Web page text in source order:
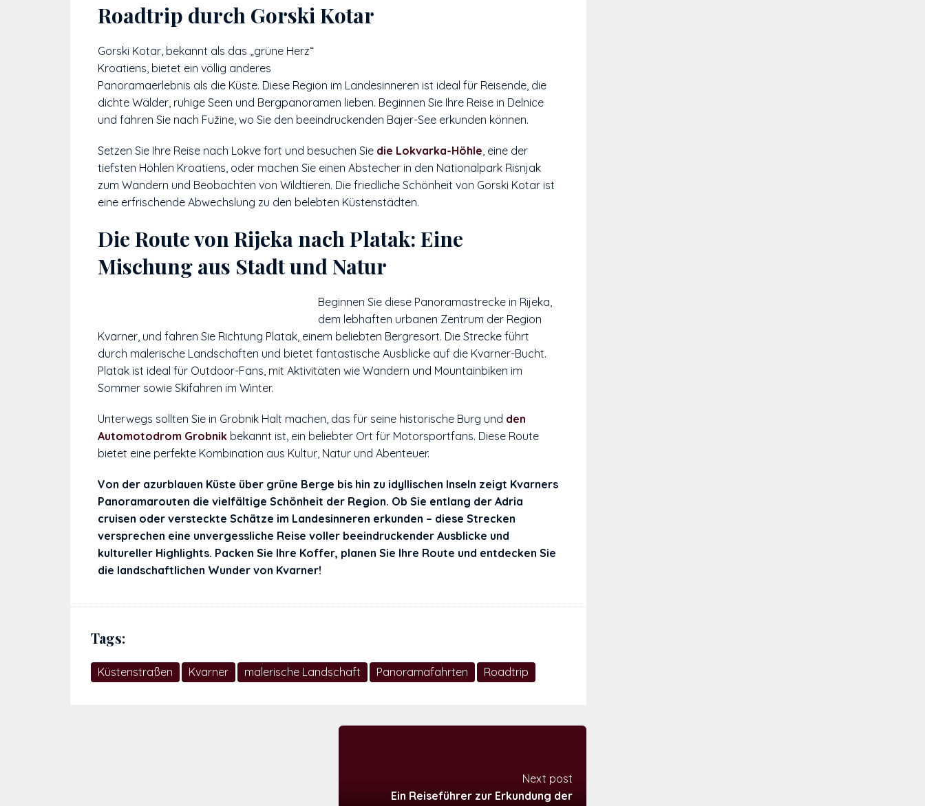
Roadtrip durch Gorski Kotar
Gorski Kotar, bekannt als das „grüne Herz“
Kroatiens, bietet ein völlig anderes
Panoramaerlebnis als die Küste. Diese Region im Landesinneren ist ideal für Reisende, die
dichte Wälder, ruhige Seen und Bergpanoramen lieben. Beginnen Sie Ihre Reise in Delnice
und fahren Sie nach Fužine, wo Sie den beeindruckenden Bajer-See erkunden können.
Setzen Sie Ihre Reise nach Lokve fort und besuchen Sie die Lokvarka-Höhle , eine der
tiefsten Höhlen Kroatiens, oder machen Sie einen Abstecher in den Nationalpark Risnjak
zum Wandern und Beobachten von Wildtieren. Die friedliche Schönheit von Gorski Kotar ist
eine erfrischende Abwechslung zu den belebten Küstenstädten.
Die Route von Rijeka nach Platak: Eine
Mischung aus Stadt und Natur
Beginnen Sie diese Panoramastrecke in Rijeka,
dem lebhaften urbanen Zentrum der Region
Kvarner, und fahren Sie Richtung Platak, einem beliebten Bergresort. Die Strecke führt
durch malerische Landschaften und bietet fantastische Ausblicke auf die Kvarner-Bucht.
Platak ist ideal für Outdoor-Fans, mit Aktivitäten wie Wandern und Mountainbiken im
Sommer sowie Skifahren im Winter.
Unterwegs sollten Sie in Grobnik Halt machen, das für seine historische Burg und den
Automotodrom Grobnik bekannt ist, ein beliebter Ort für Motorsportfans. Diese Route
bietet eine perfekte Kombination aus Kultur, Natur und Abenteuer.
Von der azurblauen Küste über grüne Berge bis hin zu idyllischen Inseln zeigt Kvarners
Panoramarouten die vielfältige Schönheit der Region. Ob Sie entlang der Adria
cruisen oder versteckte Schätze im Landesinneren erkunden – diese Strecken
versprechen eine unvergessliche Reise voller beeindruckender Ausblicke und
kultureller Highlights. Packen Sie Ihre Koffer, planen Sie Ihre Route und entdecken Sie
die landschaftlichen Wunder von Kvarner!
Tags:
Küstenstraßen Kvarner malerische Landschaft Panoramafahrten Roadtrip
Next post
Ein Reiseführer zur Erkundung der